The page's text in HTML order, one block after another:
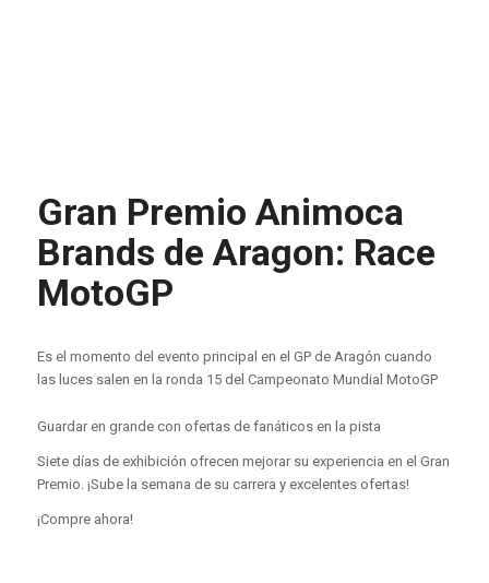
Gran Premio Animoca
Brands de Aragon: Race
MotoGP
Es el momento del evento principal en el GP de Aragón cuando
las luces salen en la ronda 15 del Campeonato Mundial MotoGP
Guardar en grande con ofertas de fanáticos en la pista
Siete días de exhibición ofrecen mejorar su experiencia en el Gran
Premio. ¡Sube la semana de su carrera y excelentes ofertas!
¡Compre ahora!